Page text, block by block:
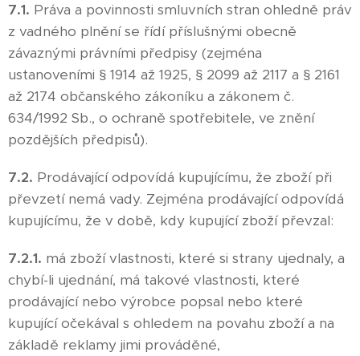
7.1. Práva a povinnosti smluvních stran ohledně práv
z vadného plnění se řídí příslušnými obecně
závaznými právními předpisy (zejména
ustanoveními § 1914 až 1925, § 2099 až 2117 a § 2161
až 2174 občanského zákoníku a zákonem č.
634/1992 Sb., o ochraně spotřebitele, ve znění
pozdějších předpisů).
7.2. Prodávající odpovídá kupujícímu, že zboží při
převzetí nemá vady. Zejména prodávající odpovídá
kupujícímu, že v době, kdy kupující zboží převzal:
7.2.1. má zboží vlastnosti, které si strany ujednaly, a
chybí-li ujednání, má takové vlastnosti, které
prodávající nebo výrobce popsal nebo které
kupující očekával s ohledem na povahu zboží a na
základě reklamy jimi prováděné,